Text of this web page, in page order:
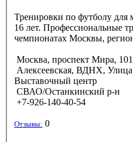
Тренировки по футболу для
16 лет. Профессиональные
чемпионатах Москвы,
Москва, проспект Мира,
Алексеевская, ВДНХ,
Выставочный центр
СВАО/Останкинский р-н
+7-926-140-40-54
Отзывы: 0